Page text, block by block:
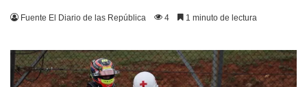
Fuente El Diario de las República 4 1 minuto de lectura